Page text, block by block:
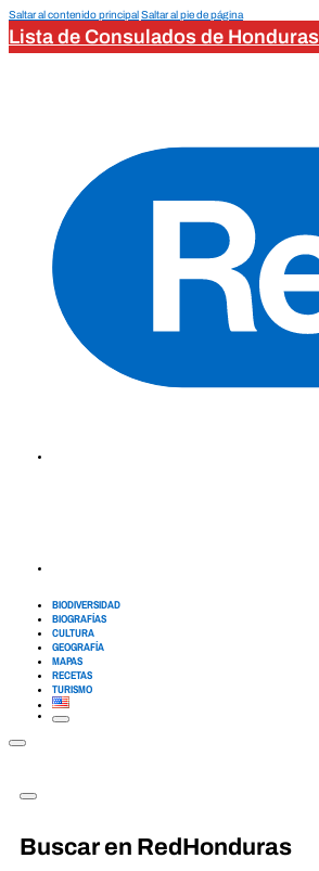
Saltar al contenido principalSaltar al pie de página
Lista de Consulados de
BIODIVERSIDAD
BIOGRAFÍAS
CULTURA
GEOGRAFÍA
MAPAS
RECETAS
TURISMO
Buscar en RedHonduras